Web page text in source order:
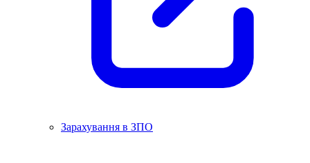
Зарахування в ЗПО